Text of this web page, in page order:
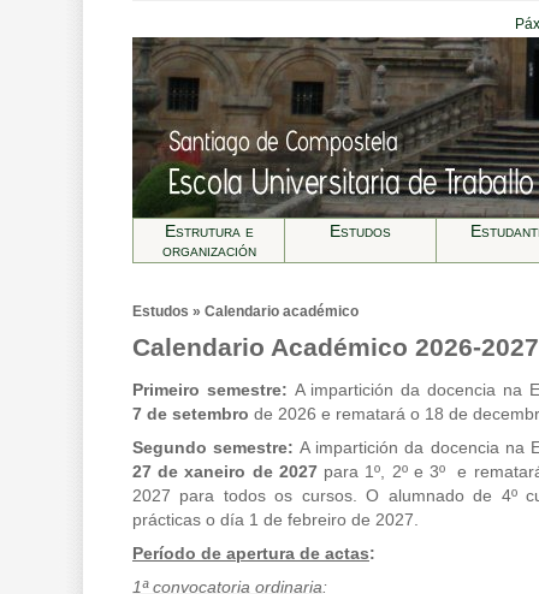
Estrutura e
organización
Estudos
Estudos » Calendario académico
Calendario Académico 2026-2027
Primeiro semestre: A impartición da docencia na
7 de setembro de 2026 e rematará o 18 de
Segundo semestre: A impartición da docencia na
27 de xaneiro de 2027para 1º, 2º e 3º e
2027 para todos os cursos. O alumnado de 4º
prácticas o día 1 de febreiro de 2027.
Período de apertura de actas:
1ª convocatoria ordinaria: